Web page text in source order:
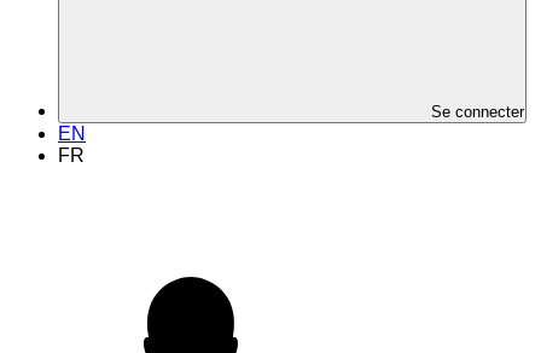
Se connecter
EN
FR